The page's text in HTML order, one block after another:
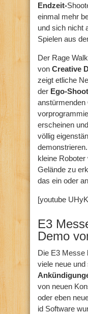
Endzeit-
einmal mehr
und sich nicht
Spielen aus
Der Rage
von Creative
zeigt etliche
der Ego-
anstürmenden
erscheinen
völlig
kleine
Gelände zu
das ein oder
[youtube
E3
Demo
Die E3 Messe
viele neue und
von neuen
oder eben
id Software